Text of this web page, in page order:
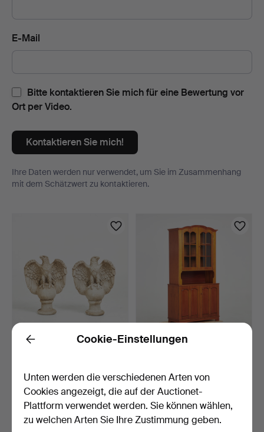
E-Mail
Bitte kontaktieren Sie mich für eine Bewertung vor
Ort per Video.
Kontaktieren Sie mich!
Ihre Daten werden nur verwendet, um Sie im Zusammenhang
mit dem Schätzwert zu kontaktieren.
SKULPTUREN. 1 Paar, Adler,
20 Gebote
264 USD
VITRINENSCHRANK,
4 Gebote
64 USD
Back Cookie-Einstellungen
Unten werden die verschiedenen Arten von
Cookies angezeigt, die auf der Auctionet-
Plattform verwendet werden. Sie können wählen,
zu welchen Arten Sie Ihre Zustimmung geben.